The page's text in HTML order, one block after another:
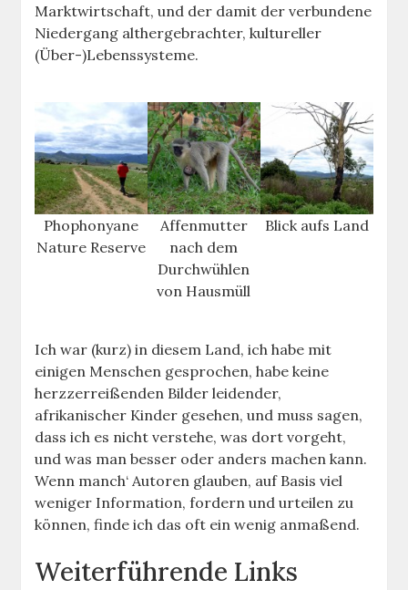
Marktwirtschaft, und der damit der verbundene
Niedergang althergebrachter, kultureller
(Über-)Lebenssysteme.
Phophonyane
Nature Reserve
Affenmutter
nach dem
Durchwühlen
von Hausmüll
Blick aufs Land
Ich war (kurz) in diesem Land, ich habe mit
einigen Menschen gesprochen, habe keine
herzzerreißenden Bilder leidender,
afrikanischer Kinder gesehen, und muss sagen,
dass ich es nicht verstehe, was dort vorgeht,
und was man besser oder anders machen kann.
Wenn manch‘ Autoren glauben, auf Basis viel
weniger Information, fordern und urteilen zu
können, finde ich das oft ein wenig anmaßend.
Weiterführende Links